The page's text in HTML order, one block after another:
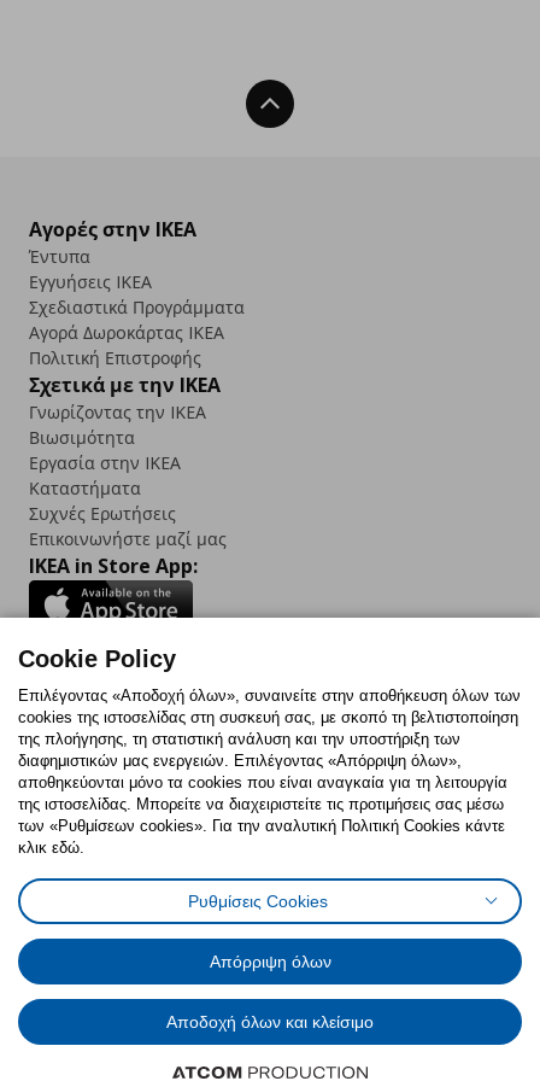
Back To Top
Αγορές στην IKEA
Έντυπα
Εγγυήσεις IKEA
Σχεδιαστικά Προγράμματα
Αγορά Δωρoκάρτας IKEA
Πολιτική Επιστροφής
Σχετικά με την IKEA
Γνωρίζοντας την IKEA
Βιωσιμότητα
Εργασία στην IKEA
Καταστήματα
Συχνές Ερωτήσεις
Επικοινωνήστε μαζί μας
IKEA in Store App:
Follow us:
FacebookInstagram
TikTokYoutubePinterestTwitter
Πολιτική CookiesΔήλωση ψηφιακής προσβασιμότητας
Ρυθμίσεις cookiesΌροι Χρήσης
Γενική Πολιτική Προσωπικών Δεδομένων
Πολιτική Προσωπικών Δεδομένων για ΙΚΕΑ.gr
Κώδικας Καταναλωτικής Δεοντολογίας
© Inter-IKEA Systems B.V. 1999 - 2025
Cookie Policy
Επιλέγοντας «Αποδοχή όλων», συναινείτε στην αποθήκευση όλων των
cookies της ιστοσελίδας στη συσκευή σας, με σκοπό τη βελτιστοποίηση
της πλοήγησης, τη στατιστική ανάλυση και την υποστήριξη των
διαφημιστικών μας ενεργειών. Επιλέγοντας «Απόρριψη όλων»,
αποθηκεύονται μόνο τα cookies που είναι αναγκαία για τη λειτουργία
της ιστοσελίδας. Μπορείτε να διαχειριστείτε τις προτιμήσεις σας μέσω
των «Ρυθμίσεων cookies». Για την αναλυτική Πολιτική Cookies κάντε
κλικ εδώ.
Ρυθμίσεις Cookies
Απόρριψη όλων
Αποδοχή όλων και κλείσιμο